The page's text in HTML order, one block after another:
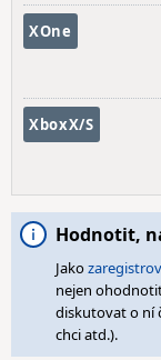
XOne
XboxX/S
Hodnotit,
Jako
nejen
diskutovat o ní
chci atd.).